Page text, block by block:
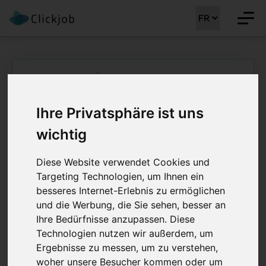
Ihre Privatsphäre ist uns
wichtig
Diese Website verwendet Cookies und
Targeting Technologien, um Ihnen ein
besseres Internet-Erlebnis zu ermöglichen
und die Werbung, die Sie sehen, besser an
Ihre Bedürfnisse anzupassen. Diese
Technologien nutzen wir außerdem, um
Ergebnisse zu messen, um zu verstehen,
woher unsere Besucher kommen oder um
Page d'accueil/Ärztejobs/
Médicin Urologe
(h/f/d) 80 - 100%
Job Details: Ärztejobs
Numéro de référence: CLJ-MM 41674
Job enregistré le:27.01.2026 Region:Mittelland
Personne de contact :Martin Meyer